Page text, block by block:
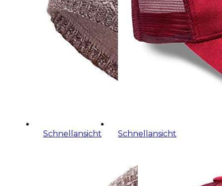
Schnellansicht Schnellansicht